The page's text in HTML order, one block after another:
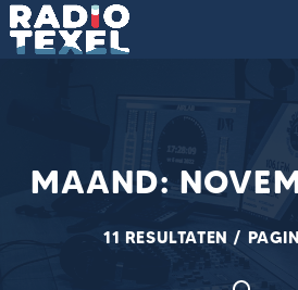
MAAND:
11 RESULTATEN /